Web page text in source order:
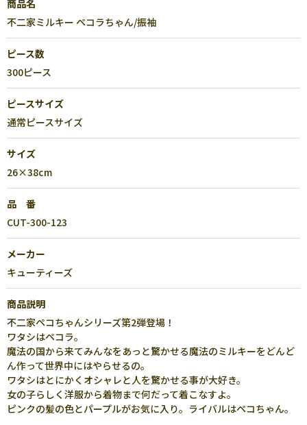
商品名
不二家ミルキー ペコラちゃん/振袖
ピース数
300ピース
ピースサイズ
通常ピースサイズ
サイズ
26×38cm
品 番
CUT-300-123
メーカー
キューティーズ
商品説明
不二家ペコちゃんシリーズ第2弾登場！
ワタシはペコラ。
魔法の国から来てみんなをあっと驚かせる魔法のミルキーをどんど
ん作って世界中にはやらせるの。
ワタシはとにかくオシャレと人を驚かせる事が大好き。
女の子らしく洋服から着物まで何だって着こなすよ。
ピンクの髪の色とパープルがお気に入り。ライバルはペコちゃん。